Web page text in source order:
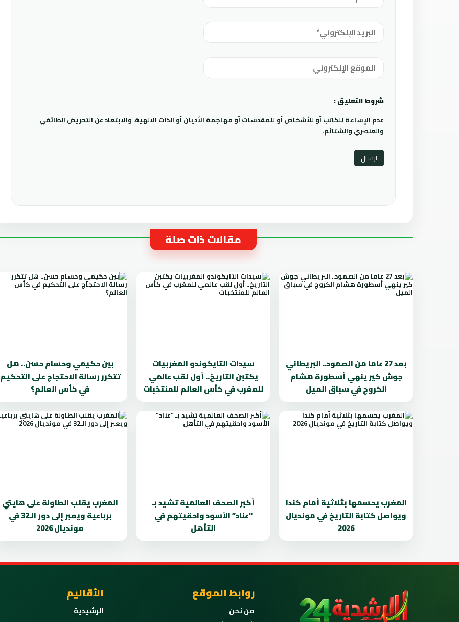
شروط التعليق :
عدم الإساءة للكاتب أو للأشخاص أو للمقدسات أو مهاجمة الأديان أو الذات الالهية. والابتعاد عن التحريض الطائفي
والعنصري والشتائم.
مقالات ذات صلة
بعد 27 عاما من الصمود.. البريطاني
جوش كير ينهي أسطورة هشام
الكروج في سباق الميل
سيدات التايكوندو المغربيات
يكتبن التاريخ.. أول لقب عالمي
للمغرب في كأس العالم للمنتخبات
بين حكيمي وحسام حسن.. هل
تتكرر رسالة الاحتجاج على التحكيم
في كأس العالم؟
المغرب يحسمها بثلاثية أمام كندا
ويواصل كتابة التاريخ في مونديال
2026
أكبر الصحف العالمية تشيد بـ
“عناد” الأسود واحقيتهم في
التأهل
المغرب يقلب الطاولة على هايتي
برباعية ويعبر إلى دور الـ32 في
مونديال 2026
روابط الموقع
من نحن
الأقاليم
الرشيدية